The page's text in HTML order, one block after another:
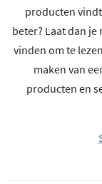
producten
beter? Laat dan
vinden om te
maken van
producten en